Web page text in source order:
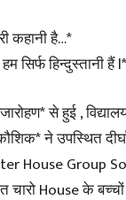
कहानी है…*
सिर्फ हिन्दुस्तानी हैं l*
से हुई ,
कौशिक* ने उपस्थित
House Group
House के